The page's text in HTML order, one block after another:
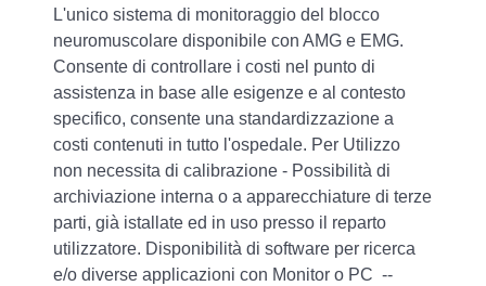
L'unico sistema di monitoraggio del blocco
neuromuscolare disponibile con AMG e EMG.
Consente di controllare i costi nel punto di
assistenza in base alle esigenze e al contesto
specifico, consente una standardizzazione a
costi contenuti in tutto l'ospedale. Per Utilizzo
non necessita di calibrazione - Possibilità di
archiviazione interna o a apparecchiature di terze
parti, già istallate ed in uso presso il reparto
utilizzatore. Disponibilità di software per ricerca
e/o diverse applicazioni con Monitor o PC --